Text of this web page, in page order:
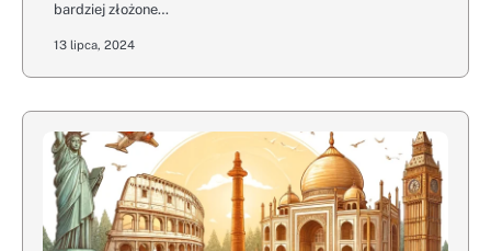
bardziej złożone…
13 lipca, 2024